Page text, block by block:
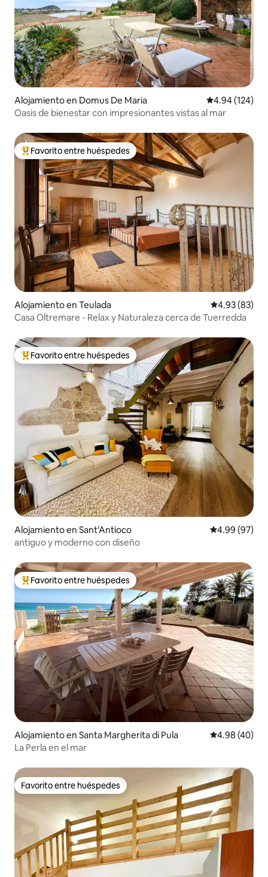
Alojamiento en Domus De Maria Calificación
4.94 (124)
Oasis de bienestar con impresionantes vistas al mar
Favorito entre huéspedes preferido
Favorito entre huéspedes
Alojamiento en Teulada Calificación
4.93 (83)
Casa Oltremare - Relax y Naturaleza cerca de Tuerredda
Favorito entre huéspedes preferido
Favorito entre huéspedes
Alojamiento en Sant'Antioco Calificación
4.99 (97)
antiguo y moderno con diseño
Favorito entre huéspedes preferido
Favorito entre huéspedes
Alojamiento en Santa Margherita di Pula Calificación
4.98 (40)
La Perla en el mar
Favorito entre huéspedes
Favorito entre huéspedes